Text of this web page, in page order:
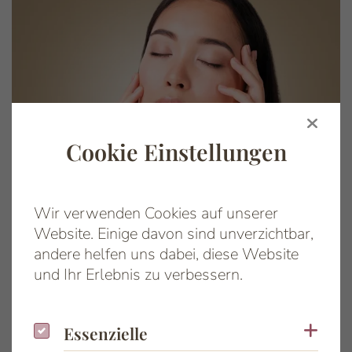
Radiesse®
Ein harmonisches, frisches Erscheinungsbild ist für
Cookie Einstellungen
Wir verwenden Cookies auf unserer
Website. Einige davon sind unverzichtbar,
andere helfen uns dabei, diese Website
und Ihr Erlebnis zu verbessern.
Essenzielle
Essenzielle